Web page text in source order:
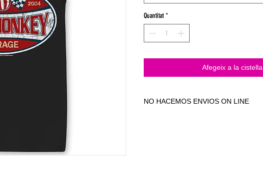
Quantitat *
Afegeix a la cistella
NO HACEMOS ENVIOS ON LINE